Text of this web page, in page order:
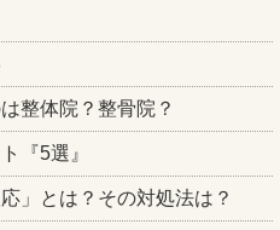
整体院？整骨院？
『5選』
」とは？その対処法は？